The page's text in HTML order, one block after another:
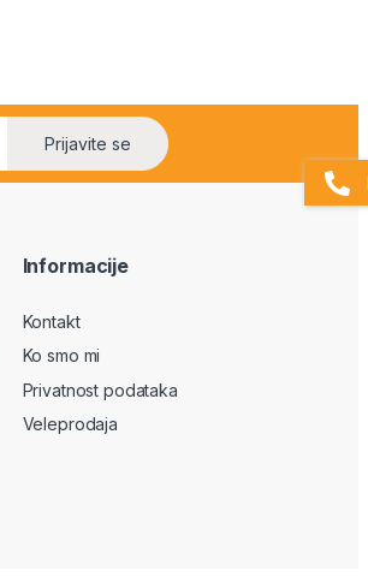
Prijavite se
Informacije
Kontakt
Ko smo mi
Privatnost podataka
Veleprodaja